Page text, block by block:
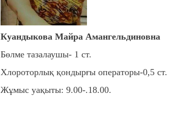
Куандыкова Майра Амангельдиновна
Бөлме тазалаушы- 1 ст.
Хлороторлық қондырғы операторы-0,5 ст.
Жұмыс уақыты: 9.00-.18.00.